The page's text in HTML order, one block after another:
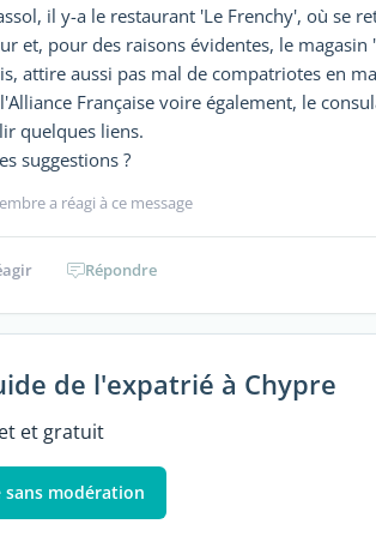
il y-a le restaurant 'Le Frenchy', où se
et, pour des raisons évidentes, le
attire aussi pas mal de compatriotes en
Française voire également, le
quelques liens.
suggestions ?
a réagi à ce message
Répondre
de l'expatrié à Chypre
et gratuit
sans modération